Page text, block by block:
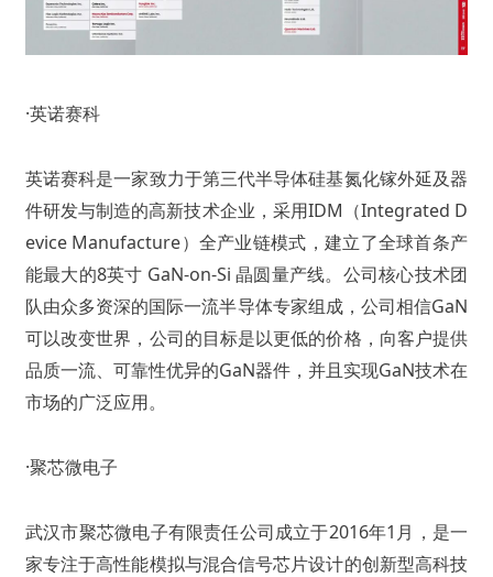
·英诺赛科
英诺赛科是一家致力于第三代半导体硅基氮化镓外延及器
件研发与制造的高新技术企业，采用IDM（Integrated D
evice Manufacture）全产业链模式，建立了全球首条产
能最大的8英寸 GaN-on-Si 晶圆量产线。公司核心技术团
队由众多资深的国际一流半导体专家组成，公司相信GaN
可以改变世界，公司的目标是以更低的价格，向客户提供
品质一流、可靠性优异的GaN器件，并且实现GaN技术在
市场的广泛应用。
·聚芯微电子
武汉市聚芯微电子有限责任公司成立于2016年1月，是一
家专注于高性能模拟与混合信号芯片设计的创新型高科技